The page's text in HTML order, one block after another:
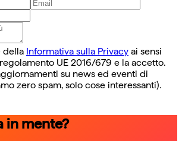
della Informativa sulla Privacy ai sensi
UE 2016/679 e la accetto.
su news ed eventi di
zero spam, solo cose interessanti).
in mente?